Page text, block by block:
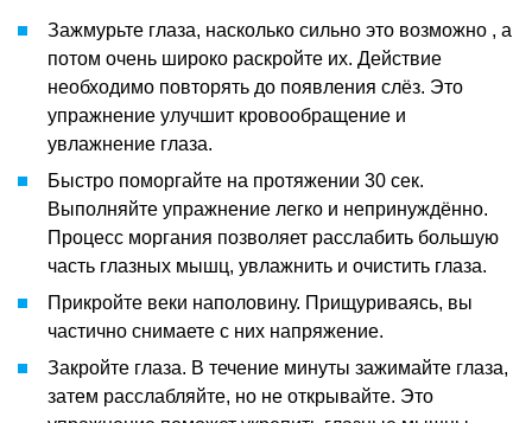
Зажмурьте глаза, насколько сильно это возможно , а
потом очень широко раскройте их. Действие
необходимо повторять до появления слёз. Это
упражнение улучшит кровообращение и
увлажнение глаза.
Быстро поморгайте на протяжении 30 сек.
Выполняйте упражнение легко и непринуждённо.
Процесс моргания позволяет расслабить большую
часть глазных мышц, увлажнить и очистить глаза.
Прикройте веки наполовину. Прищуриваясь, вы
частично снимаете с них напряжение.
Закройте глаза. В течение минуты зажимайте глаза,
затем расслабляйте, но не открывайте. Это